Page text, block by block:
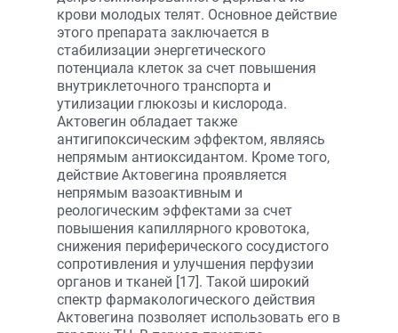
крови молодых телят. Основное действие
этого препарата заключается в
стабилизации энергетического
потенциала клеток за счет повышения
внутриклеточного транспорта и
утилизации глюкозы и кислорода.
Актовегин обладает также
антигипоксическим эффектом, являясь
непрямым антиоксидантом. Кроме того,
действие Актовегина проявляется
непрямым вазоактивным и
реологическим эффектами за счет
повышения капиллярного кровотока,
снижения периферического сосудистого
сопротивления и улучшения перфузии
органов и тканей [17]. Такой широкий
спектр фармакологического действия
Актовегина позволяет использовать его в